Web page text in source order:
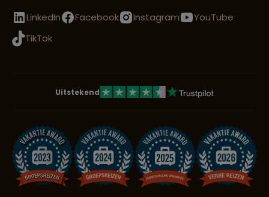
LinkedIn
Facebook Instagram
YouTube
TikTok
Uitstekend